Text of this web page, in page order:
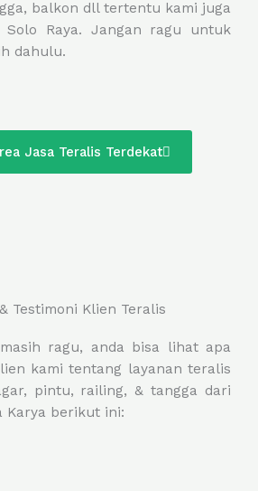
balkon dll tertentu kami juga
Solo Raya. Jangan ragu untuk
dahulu.
Jasa Teralis Terdekat
Testimoni Klien Teralis
ragu, anda bisa lihat apa
kami tentang layanan teralis
pintu, railing, & tangga dari
Karya berikut ini: